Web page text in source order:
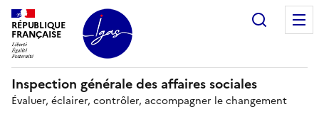
Panneau de gestion des cookies
RÉPUBLIQUE
FRANÇAISE
Inspection générale des affaires sociales
Évaluer, éclairer, contrôler, accompagner le changement